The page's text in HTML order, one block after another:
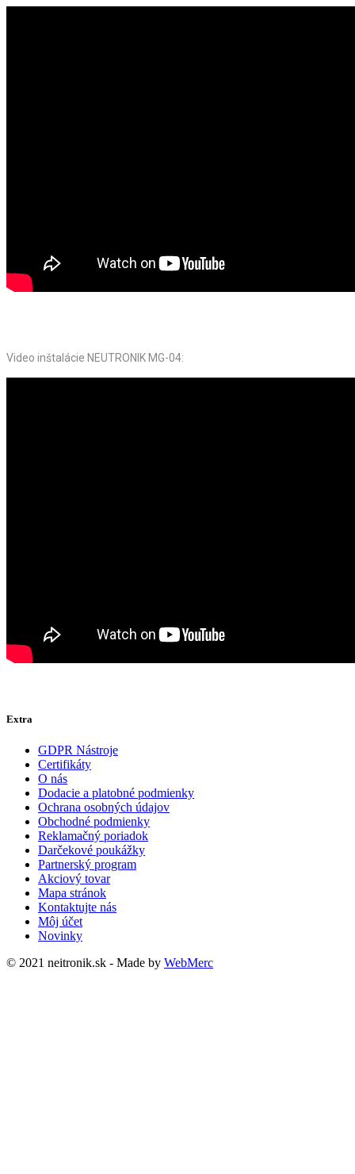
Video inštalácie NEUTRONIK MG-04:
Extra
GDPR Nástroje
Certifikáty
O nás
Dodacie a platobné podmienky
Ochrana osobných údajov
Obchodné podmienky
Reklamačný poriadok
Darčekové poukážky
Partnerský program
Akciový tovar
Mapa stránok
Kontaktujte nás
Môj účet
Novinky
© 2021 neitronik.sk - Made by WebMerc